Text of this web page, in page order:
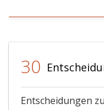
30
Entscheidungen